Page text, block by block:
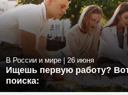
В России и мире |26 июня
Ищешь первую работу?
поиска: